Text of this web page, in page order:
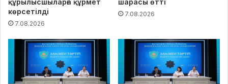
құрылысшыларға құрмет
көрсетілді
7.08.2026
шарасы өтті
7.08.2026